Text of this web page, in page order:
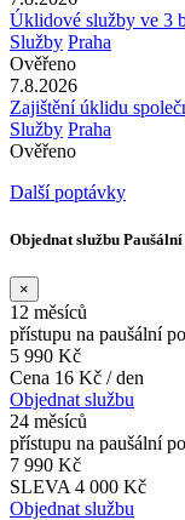
Úklidové služby ve 3
Služby Praha
Ověřeno
7.8.2026
Zajištění úklidu
Služby Praha
Ověřeno
Další poptávky
Objednat službu
×
12 měsíců
přístupu na paušální
5 990 Kč
Cena 16 Kč / den
Objednat službu
24 měsíců
přístupu na paušální
7 990 Kč
SLEVA 4 000 Kč
Objednat službu